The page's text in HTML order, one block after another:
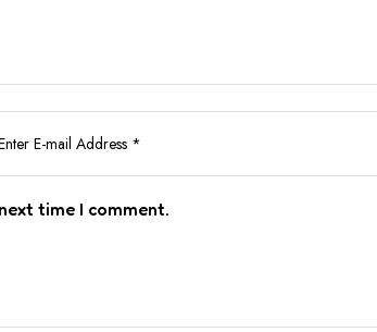
time I comment.